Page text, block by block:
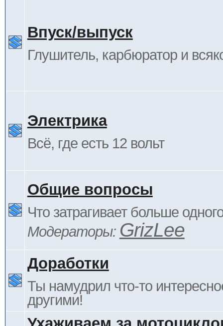
Впуск/выпуск
Глушитель, карбюратор и
Электрика
Всё, где есть 12 вольт
Общие вопросы
Что затрагивает больше
Модераторы: GrizLee
Доработки
Ты намудрил что-то
другими!